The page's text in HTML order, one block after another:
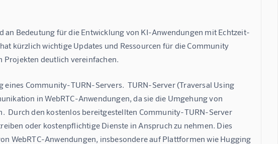
Bedeutung für die Entwicklung von KI-Anwendungen mit Echtzeit-
kürzlich wichtige Updates und Ressourcen für die Community
Projekten deutlich vereinfachen.
Community-TURN-Servers.  TURN-Server (Traversal Using
in WebRTC-Anwendungen, da sie die Umgehung von
Durch den kostenlos bereitgestellten Community-TURN-Server
oder kostenpflichtige Dienste in Anspruch zu nehmen. Dies
WebRTC-Anwendungen, insbesondere auf Plattformen wie Hugging